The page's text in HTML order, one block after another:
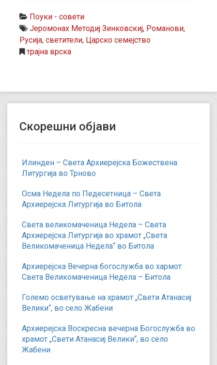
Поуки - совети
Јеромонах Методиј Зинковскиј, Романови,
Русија, светители, Царско семејство
трајна врска
Скорешни објави
Илинден – Света Архиерејска Божествена
Литургија во Трново
Осма Недела по Педесетница – Света
Архиерејска Литургија во Битола
Света великомаченица Недела – Света
Архиерејска Литургија во храмот „Света
Великомаченица Недела“ во Битола
Архиерејска Вечерна богослужба во хармот
Света Великомаченица Недела – Битола
Големо осветување на храмот „Свети Атанасиј
Велики“, во село Жабени
Архиерејска Воскресна вечерна Богослужба во
храмот „Свети Атанасиј Велики“, во село
Жабени